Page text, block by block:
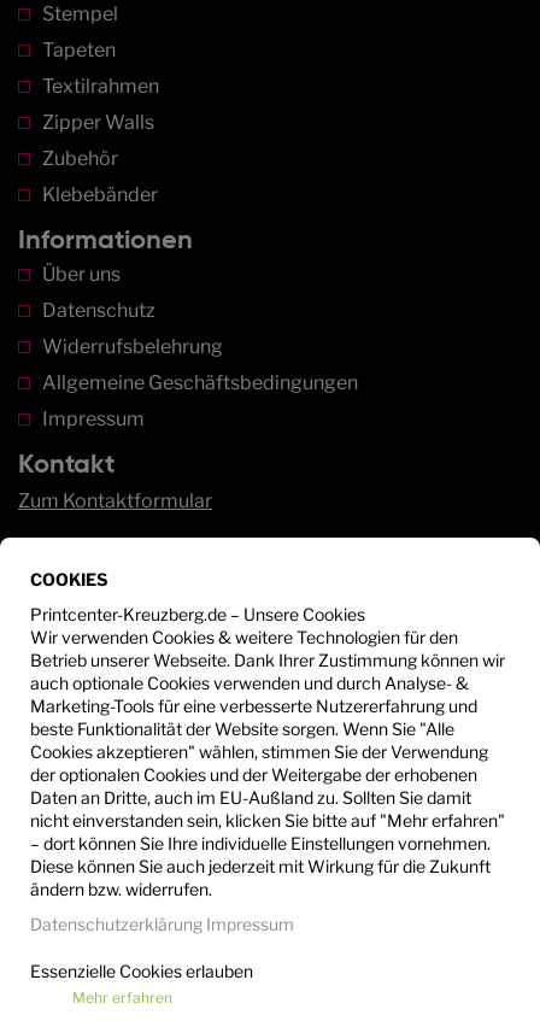
Stempel
Tapeten
Textilrahmen
Zipper Walls
Zubehör
Klebebänder
Informationen
Über uns
Datenschutz
Widerrufsbelehrung
Allgemeine Geschäftsbedingungen
Impressum
Kontakt
Zum Kontaktformular
Sie haben Fragen?
Wir beraten Sie gerne unter:
+49 30 - 612 53 25
info@printcenter-kreuzberg.de
COOKIES
Printcenter-Kreuzberg.de – Unsere Cookies
Wir verwenden Cookies & weitere Technologien für den
Betrieb unserer Webseite. Dank Ihrer Zustimmung können wir
auch optionale Cookies verwenden und durch Analyse- &
Marketing-Tools für eine verbesserte Nutzererfahrung und
beste Funktionalität der Website sorgen. Wenn Sie "Alle
Cookies akzeptieren" wählen, stimmen Sie der Verwendung
der optionalen Cookies und der Weitergabe der erhobenen
Daten an Dritte, auch im EU-Außland zu. Sollten Sie damit
nicht einverstanden sein, klicken Sie bitte auf "Mehr erfahren"
– dort können Sie Ihre individuelle Einstellungen vornehmen.
Diese können Sie auch jederzeit mit Wirkung für die Zukunft
ändern bzw. widerrufen.
Datenschutzerklärung Impressum
Essenzielle Cookies erlauben
Mehr erfahren